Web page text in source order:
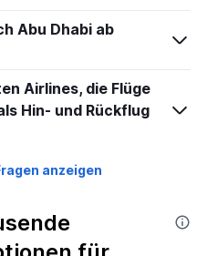
Abu Dhabi ab
Airlines, die Flüge
Hin- und Rückflug
anzeigen